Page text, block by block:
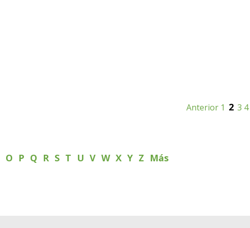
Anterior 1 2 3 4
O P Q R S T U V W X Y Z Más